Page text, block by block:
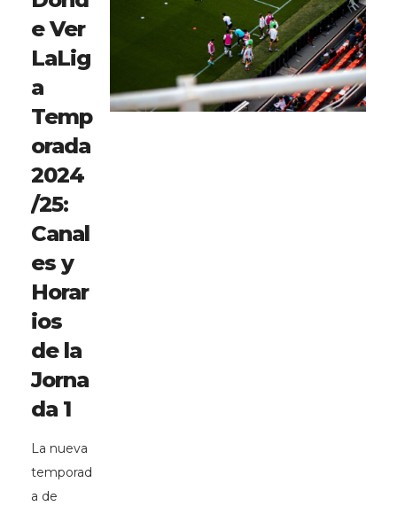
e Ver
LaLig
a
Temp
orada
2024
/25:
Canal
es y
Horar
ios
de la
Jorna
da 1
La nueva
temporad
a de